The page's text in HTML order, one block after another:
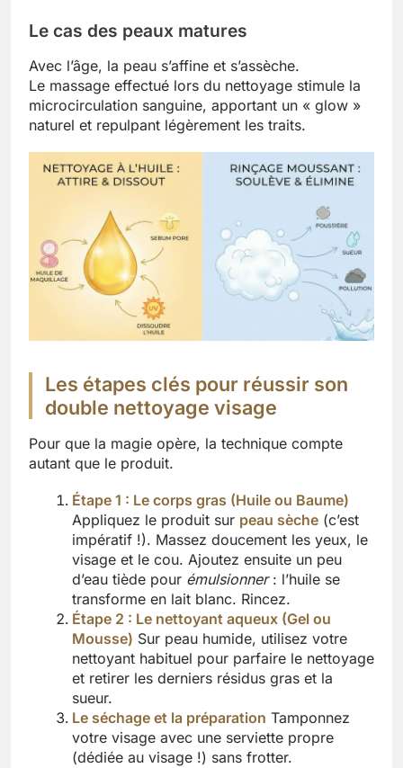
Le cas des peaux matures
Avec l’âge, la peau s’affine et s’assèche.
Le massage effectué lors du nettoyage stimule la
microcirculation sanguine, apportant un « glow »
naturel et repulpant légèrement les traits.
Les étapes clés pour réussir son
double nettoyage visage
Pour que la magie opère, la technique compte
autant que le produit.
Étape 1 : Le corps gras (Huile ou Baume)
Appliquez le produit sur peau sèche (c’est
impératif !). Massez doucement les yeux, le
visage et le cou. Ajoutez ensuite un peu
d’eau tiède pour émulsionner: l’huile se
transforme en lait blanc. Rincez.
Étape 2 : Le nettoyant aqueux (Gel ou
Mousse) Sur peau humide, utilisez votre
nettoyant habituel pour parfaire le nettoyage
et retirer les derniers résidus gras et la
sueur.
Le séchage et la préparation Tamponnez
votre visage avec une serviette propre
(dédiée au visage !) sans frotter.